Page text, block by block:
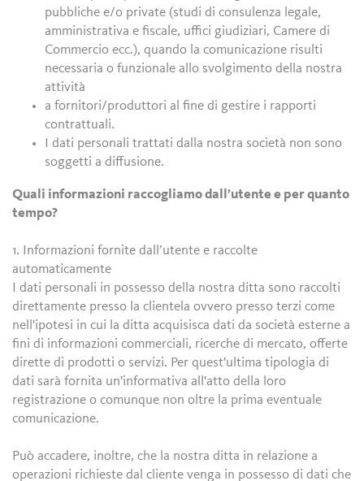
pubbliche e/o private (studi di consulenza legale,
amministrativa e fiscale, uffici giudiziari, Camere di
Commercio ecc.), quando la comunicazione risulti
necessaria o funzionale allo svolgimento della nostra
attività
a fornitori/produttori al fine di gestire i rapporti
contrattuali.
I dati personali trattati dalla nostra società non sono
soggetti a diffusione.
Quali informazioni raccogliamo dall’utente e per quanto
tempo?
1. Informazioni fornite dall’utente e raccolte
automaticamente
I dati personali in possesso della nostra ditta sono raccolti
direttamente presso la clientela ovvero presso terzi come
nell'ipotesi in cui la ditta acquisisca dati da società esterne a
fini di informazioni commerciali, ricerche di mercato, offerte
dirette di prodotti o servizi. Per quest'ultima tipologia di
dati sarà fornita un'informativa all'atto della loro
registrazione o comunque non oltre la prima eventuale
comunicazione.
Può accadere, inoltre, che la nostra ditta in relazione a
operazioni richieste dal cliente venga in possesso di dati che